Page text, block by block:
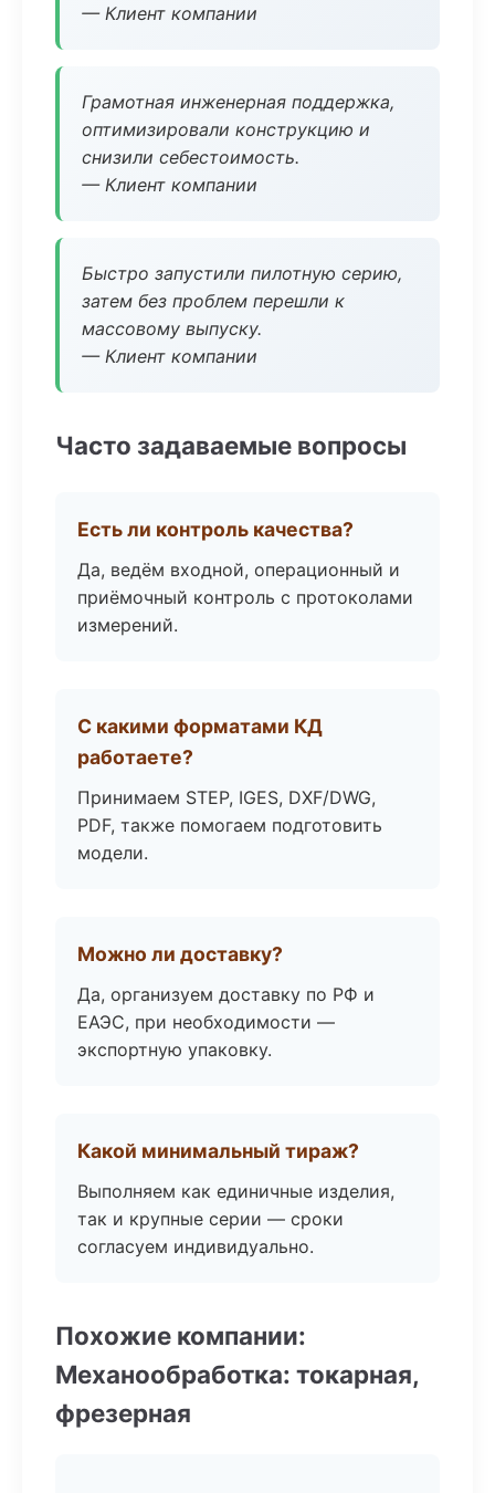
— Клиент компании
Грамотная инженерная поддержка,
оптимизировали конструкцию и
снизили себестоимость.
— Клиент компании
Быстро запустили пилотную серию,
затем без проблем перешли к
массовому выпуску.
— Клиент компании
Часто задаваемые вопросы
Есть ли контроль качества?
Да, ведём входной, операционный и
приёмочный контроль с протоколами
измерений.
С какими форматами КД
работаете?
Принимаем STEP, IGES, DXF/DWG,
PDF, также помогаем подготовить
модели.
Можно ли доставку?
Да, организуем доставку по РФ и
ЕАЭС, при необходимости —
экспортную упаковку.
Какой минимальный тираж?
Выполняем как единичные изделия,
так и крупные серии — сроки
согласуем индивидуально.
Похожие компании:
Механообработка: токарная,
фрезерная